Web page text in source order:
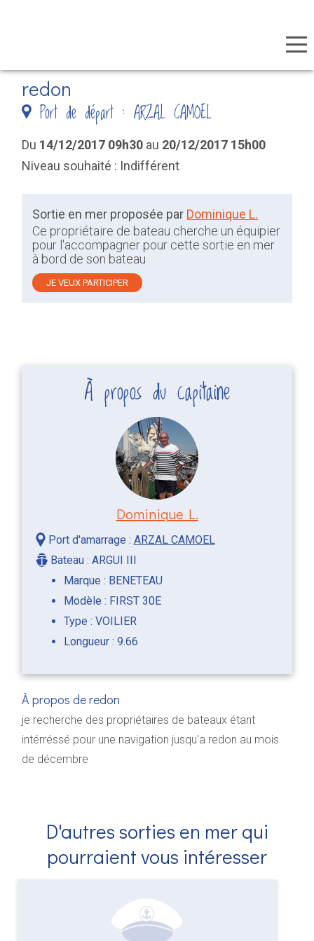
contenu
principal
redon
Port de départ : ARZAL CAMOEL
Du 14/12/2017 09h30 au 20/12/2017 15h00
Niveau souhaité : Indifférent
Sortie en mer proposée par Dominique L.
Ce propriétaire de bateau cherche un équipier
pour l'accompagner pour cette sortie en mer
à bord de son bateau
JE VEUX PARTICIPER
À propos du capitaine
Dominique L.
Port d'amarrage : ARZAL CAMOEL
Bateau : ARGUI III
Marque : BENETEAU
Modèle : FIRST 30E
Type : VOILIER
Longueur : 9.66
À propos de redon
je recherche des propriétaires de bateaux étant
intérréssé pour une navigation jusqu'a redon au mois
de décembre
D'autres sorties en mer qui
pourraient vous intéresser